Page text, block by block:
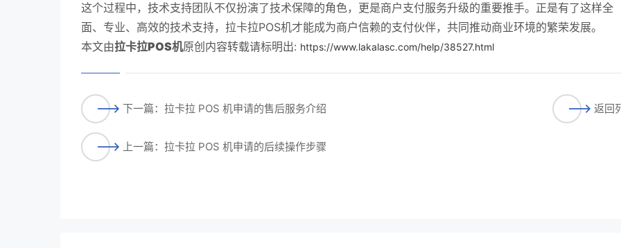
这个过程中，技术支持团队不仅扮演了技术保障的角色，更是商户支付服务升级的重要推手。正是有了这样全
面、专业、高效的技术支持，拉卡拉POS机才能成为商户信赖的支付伙伴，共同推动商业环境的繁荣发展。
本文由拉卡拉POS机原创内容转载请标明出: https://www.lakalasc.com/help/38527.html
下一篇：拉卡拉 POS 机申请的售后服务介绍
上一篇：拉卡拉 POS 机申请的后续操作步骤
返回